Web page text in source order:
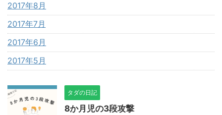
2017年8月
2017年7月
2017年6月
2017年5月
タダの日記
8か月児の3段攻撃